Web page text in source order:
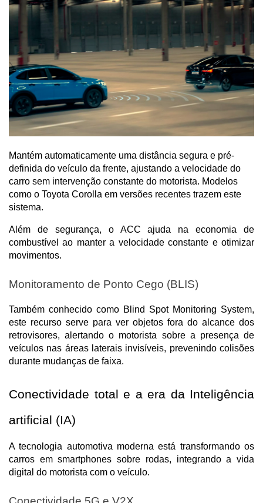
Mantém automaticamente uma distância segura e pré-
definida do veículo da frente, ajustando a velocidade do
carro sem intervenção constante do motorista. Modelos
como o Toyota Corolla em versões recentes trazem este
sistema.
Além de segurança, o ACC ajuda na economia de
combustível ao manter a velocidade constante e otimizar
movimentos.
Monitoramento de Ponto Cego (BLIS)
Também conhecido como Blind Spot Monitoring System,
este recurso serve para ver objetos fora do alcance dos
retrovisores, alertando o motorista sobre a presença de
veículos nas áreas laterais invisíveis, prevenindo colisões
durante mudanças de faixa.
Conectividade total e a era da Inteligência
artificial (IA)
A tecnologia automotiva moderna está transformando os
carros em smartphones sobre rodas, integrando a vida
digital do motorista com o veículo.